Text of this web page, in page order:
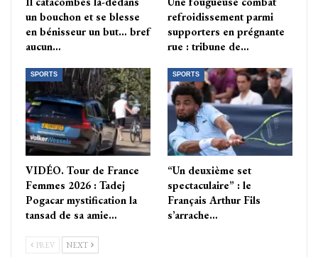
un bouchon et se blesse
en bénisseur un but… bref
aucun…
refroidissement parmi
supporters en prégnante
rue : tribune de…
SPORTS
VIDÉO. Tour de France
Femmes 2026 : Tadej
Pogacar mystification la
tansad de sa amie…
SPORTS
“Un deuxième set
spectaculaire” : le
Français Arthur Fils
s’arrache…
PREV NEXT